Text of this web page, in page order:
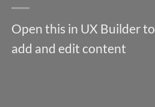
Open this in UX Builder to
add and edit content